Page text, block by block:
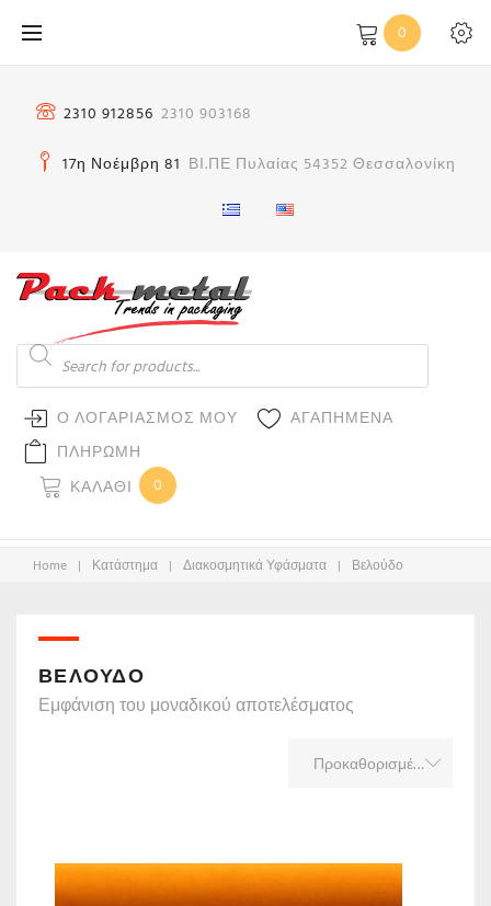
στο
0
2310 912856 2310 903168
17η Νοέμβρη 81 ΒΙ.ΠΕ Πυλαίας 54352 Θεσσαλονίκη
Products
search
Ο ΛΟΓΑΡΙΑΣΜΟΣ ΜΟΥ
ΑΓΑΠΗΜΕΝΑ
ΠΛΗΡΩΜΗ
ΚΑΛΆΘΙ
0
Home | Κατάστημα | Διακοσμητικά Υφάσματα | Βελούδο
ΒΕΛΟΎΔΟ
Εμφάνιση του μοναδικού αποτελέσματος